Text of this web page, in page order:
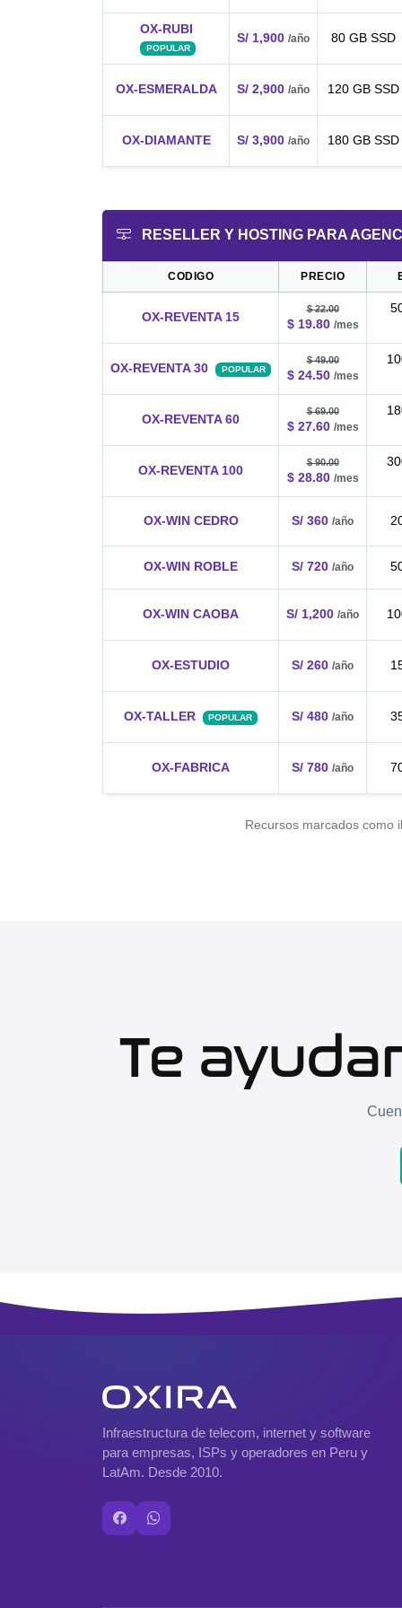
OX-RUBI
POPULAR
S/ 1,900 /año 80 GB SSD
OX-ESMERALDA S/ 2,900 /año 120 GB SSD
OX-DIAMANTE S/ 3,900 /año 180 GB SSD
RESELLER Y HOSTING PARA
CODIGO PRECIO
OX-REVENTA 15
$ 22.00
$ 19.80 /mes
OX-REVENTA 30 POPULAR
$ 49.00
$ 24.50 /mes
OX-REVENTA 60
$ 69.00
$ 27.60 /mes
OX-REVENTA 100
$ 90.00
$ 28.80 /mes
OX-WIN CEDRO S/ 360 /año
OX-WIN ROBLE S/ 720 /año
OX-WIN CAOBA S/ 1,200 /año
OX-ESTUDIO S/ 260 /año
OX-TALLER POPULAR S/ 480 /año
OX-FABRICA S/ 780 /año
Recursos marcados como
Te
Infraestructura de telecom, internet y software
para empresas, ISPs y operadores en Peru y
LatAm. Desde 2010.